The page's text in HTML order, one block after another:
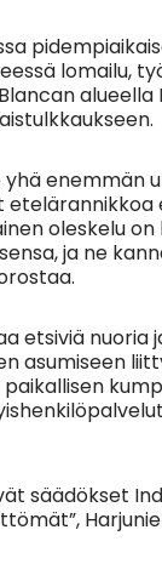
lomailu,
alueella
enemmän
etelärannikkoa
oleskelu on
ja ne
etsiviä nuoria
asumiseen
säädökset